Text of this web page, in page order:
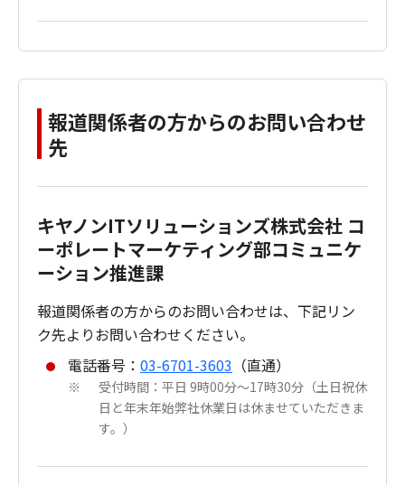
報道関係者の方からのお問い合わせ
先
キヤノンITソリューションズ株式会社 コ
ーポレートマーケティング部コミュニケ
ーション推進課
報道関係者の方からのお問い合わせは、下記リン
ク先よりお問い合わせください。
電話番号： 03-6701-3603 （直通）
※
受付時間：平日 9時00分～17時30分（土日祝休
日と年末年始弊社休業日は休ませていただきま
す。）